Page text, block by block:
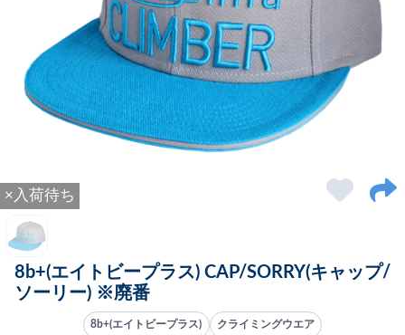
×入荷待ち
8b+(エイトビープラス) CAP/SORRY(キャップ/
ソーリー) ※廃番
8b+(エイトビープラス) クライミングウエア